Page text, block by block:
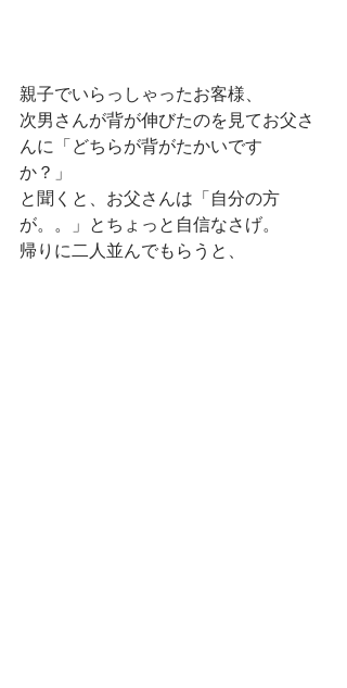
親子でいらっしゃったお客様、
次男さんが背が伸びたのを見てお父さ
んに「どちらが背がたかいです
か？」
と聞くと、お父さんは「自分の方
が。。」とちょっと自信なさげ。
帰りに二人並んでもらうと、